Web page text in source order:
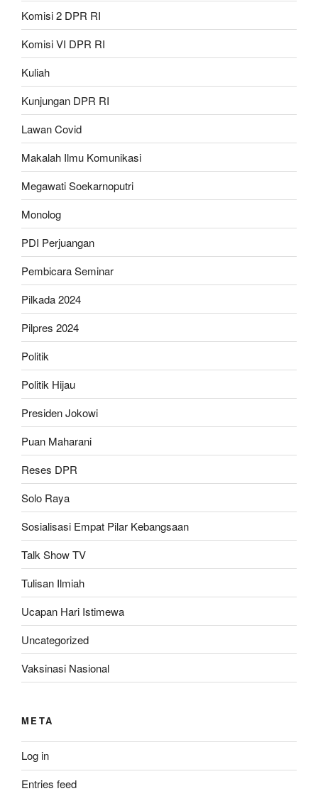
Komisi 2 DPR RI
Komisi VI DPR RI
Kuliah
Kunjungan DPR RI
Lawan Covid
Makalah Ilmu Komunikasi
Megawati Soekarnoputri
Monolog
PDI Perjuangan
Pembicara Seminar
Pilkada 2024
Pilpres 2024
Politik
Politik Hijau
Presiden Jokowi
Puan Maharani
Reses DPR
Solo Raya
Sosialisasi Empat Pilar Kebangsaan
Talk Show TV
Tulisan Ilmiah
Ucapan Hari Istimewa
Uncategorized
Vaksinasi Nasional
META
Log in
Entries feed